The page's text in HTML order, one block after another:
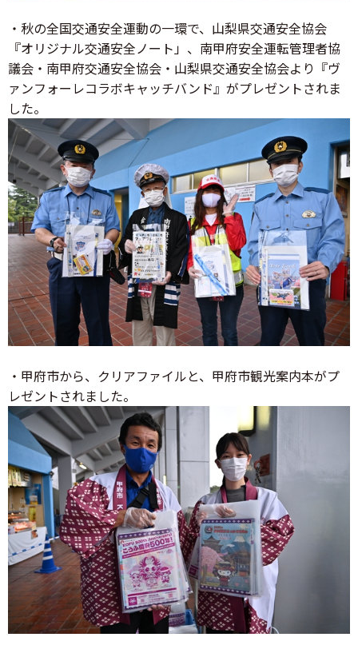
・秋の全国交通安全運動の一環で、山梨県交通安全協会
『オリジナル交通安全ノート」、南甲府安全運転管理者協
議会・南甲府交通安全協会・山梨県交通安全協会より『ヴ
ァンフォーレコラボキャッチバンド』がプレゼントされま
した。
・甲府市から、クリアファイルと、甲府市観光案内本がプ
レゼントされました。